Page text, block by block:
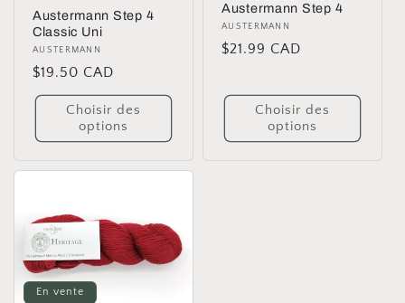
Austermann Step 4
Classic Uni
Distributeur :
AUSTERMANN
Prix
habituel
$19.50 CAD
Choisir des
options
Austermann Step 4
Distributeur :
AUSTERMANN
Prix
$21.99 CAD
Choisir des
options
En vente